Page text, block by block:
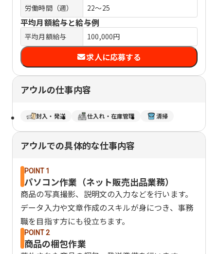
労働時間（週）
22～25
平均月額給与と給与例
平均月額給与 100,000円
求人に応募する
アウルの仕事内容
封入・発送 仕入れ・在庫管理 清掃
アウルでの具体的な仕事内容
POINT 1
パソコン作業（ネット販売出品業務）
商品の写真撮影、説明文の入力などを行います。
データ入力や文章作成のスキルが身につき、事務
職を目指す方にも役立ちます。
POINT 2
商品の梱包作業